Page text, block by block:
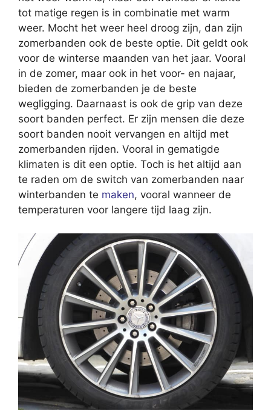
tot matige regen is in combinatie met warm
weer. Mocht het weer heel droog zijn, dan zijn
zomerbanden ook de beste optie. Dit geldt ook
voor de winterse maanden van het jaar. Vooral
in de zomer, maar ook in het voor- en najaar,
bieden de zomerbanden je de beste
wegligging. Daarnaast is ook de grip van deze
soort banden perfect. Er zijn mensen die deze
soort banden nooit vervangen en altijd met
zomerbanden rijden. Vooral in gematigde
klimaten is dit een optie. Toch is het altijd aan
te raden om de switch van zomerbanden naar
winterbanden te maken, vooral wanneer de
temperaturen voor langere tijd laag zijn.